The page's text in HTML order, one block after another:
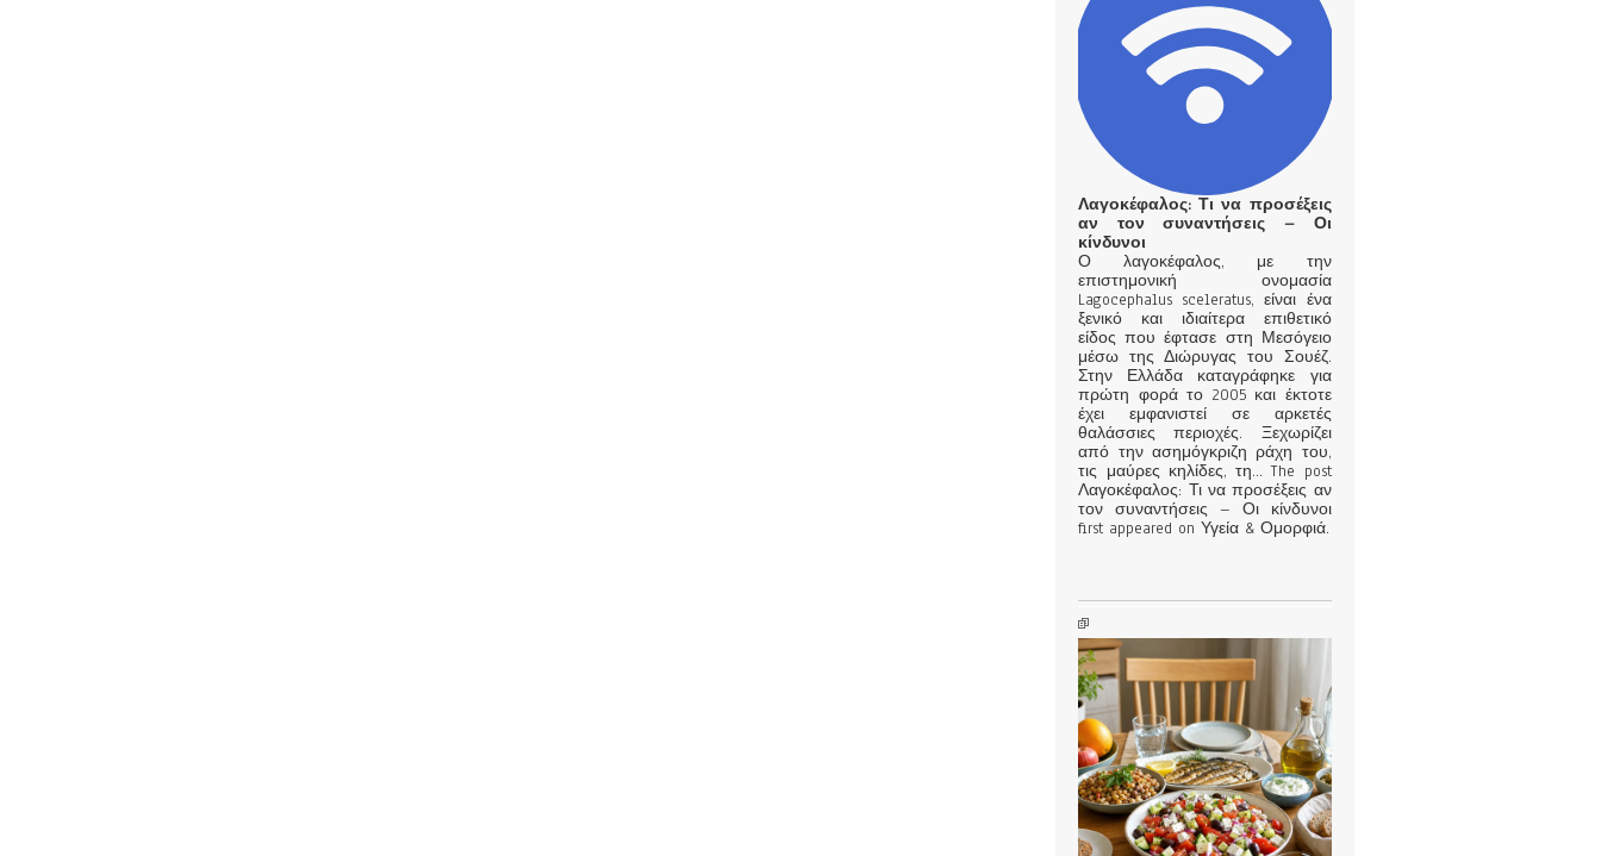
Λαγοκέφαλος: Τι να προσέξεις
αν τον συναντήσεις – Οι
κίνδυνοι
Ο λαγοκέφαλος, με την
επιστημονική ονομασία
Lagocephalus sceleratus, είναι ένα
ξενικό και ιδιαίτερα επιθετικό
είδος που έφτασε στη Μεσόγειο
μέσω της Διώρυγας του Σουέζ.
Στην Ελλάδα καταγράφηκε για
πρώτη φορά το 2005 και έκτοτε
έχει εμφανιστεί σε αρκετές
θαλάσσιες περιοχές. Ξεχωρίζει
από την ασημόγκριζη ράχη του,
τις μαύρες κηλίδες, τη... The post
Λαγοκέφαλος: Τι να προσέξεις αν
τον συναντήσεις – Οι κίνδυνοι
first appeared on Υγεία & Ομορφιά.